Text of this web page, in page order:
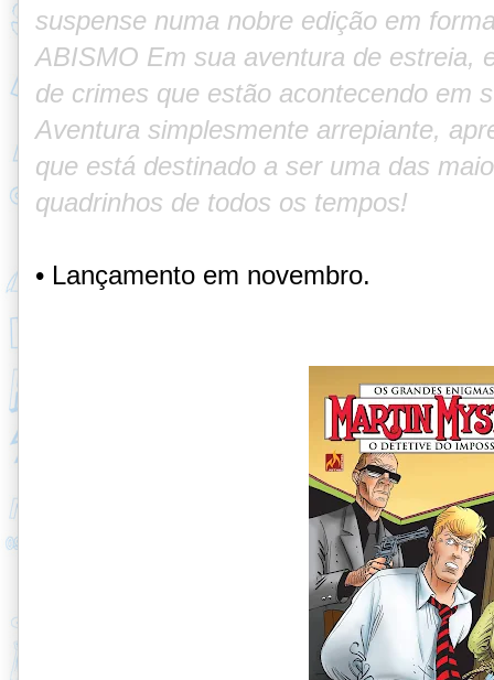
suspense numa nobre edição em
ABISMO Em sua aventura de estreia,
de crimes que estão acontecendo em
Aventura simplesmente arrepiante,
que está destinado a ser uma das
quadrinhos de todos os tempos!
• Lançamento em novembro.